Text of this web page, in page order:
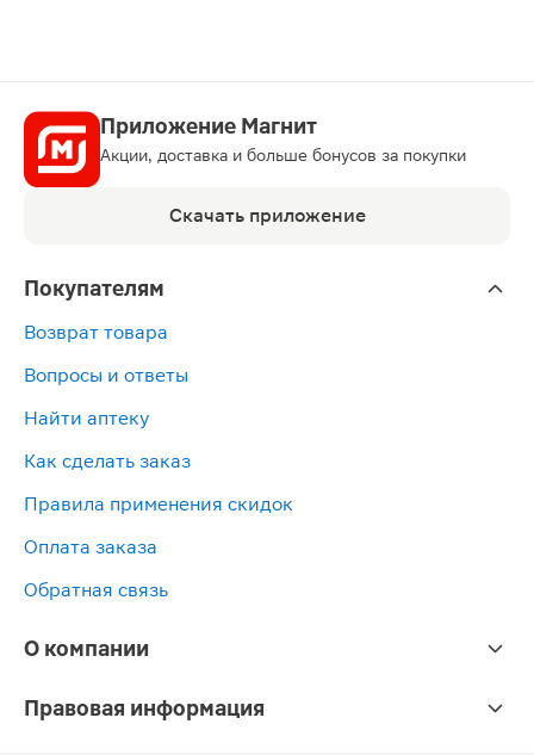
Приложение Магнит
Акции, доставка и больше бонусов за покупки
Скачать приложение
Покупателям
Возврат товара
Вопросы и ответы
Найти аптеку
Как сделать заказ
Правила применения скидок
Оплата заказа
Обратная связь
О компании
Правовая информация